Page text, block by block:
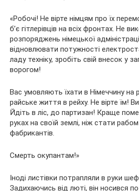
«Робочі! Не вірте німцям про їх
б’є гітлерівців на всіх фронтах. Не
розпоряджень німецької
відновлювати потужності
ладу техніку, зробіть свій внесок у
ворогом!
Вас умовляють їхати в Німеччину на
райське життя в рейху. Не вірте їм!
Йдіть в ліс, до партизан! Краще
руках на своїй землі, ніж стати рабом
фабрикантів.
Смерть окупантам!»
Іноді листівки потрапляли в руки
Задихаючись від люті, він носився по